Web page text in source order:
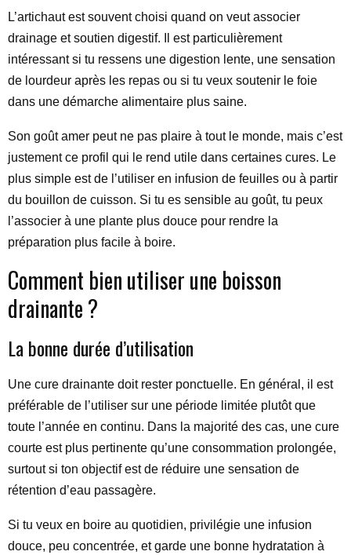
L’artichaut est souvent choisi quand on veut associer
drainage et soutien digestif. Il est particulièrement
intéressant si tu ressens une digestion lente, une sensation
de lourdeur après les repas ou si tu veux soutenir le foie
dans une démarche alimentaire plus saine.
Son goût amer peut ne pas plaire à tout le monde, mais c’est
justement ce profil qui le rend utile dans certaines cures. Le
plus simple est de l’utiliser en infusion de feuilles ou à partir
du bouillon de cuisson. Si tu es sensible au goût, tu peux
l’associer à une plante plus douce pour rendre la
préparation plus facile à boire.
Comment bien utiliser une boisson
drainante ?
La bonne durée d’utilisation
Une cure drainante doit rester ponctuelle. En général, il est
préférable de l’utiliser sur une période limitée plutôt que
toute l’année en continu. Dans la majorité des cas, une cure
courte est plus pertinente qu’une consommation prolongée,
surtout si ton objectif est de réduire une sensation de
rétention d’eau passagère.
Si tu veux en boire au quotidien, privilégie une infusion
douce, peu concentrée, et garde une bonne hydratation à